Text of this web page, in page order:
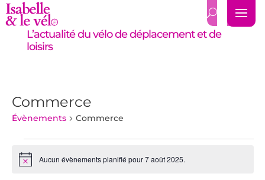
L’actualité du vélo de déplacement et de
loisirs
Commerce
Évènements Commerce
Évènements
for
Notice Aucun évènements planifié pour 7 août 2025.